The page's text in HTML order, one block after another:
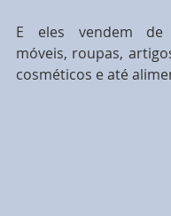
E eles vendem de
móveis, roupas,
cosméticos e até